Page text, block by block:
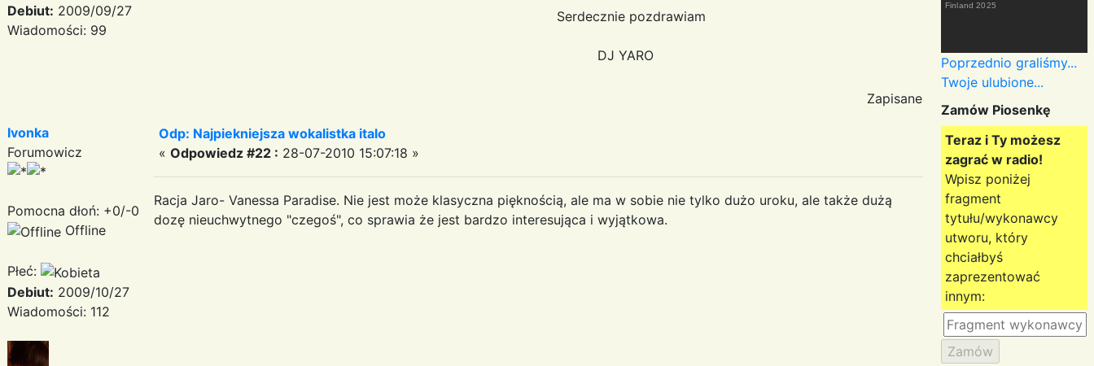
Debiut: 2009/09/27
Wiadomości: 99
Serdecznie pozdrawiam
DJ YARO
Zapisane
Ivonka
Forumowicz
Pomocna dłoń: +0/-0
Offline
Płeć:
Debiut: 2009/10/27
Wiadomości: 112
Odp: Najpiekniejsza wokalistka italo
« Odpowiedz #22 : 28-07-2010 15:07:18 »
Racja Jaro- Vanessa Paradise. Nie jest może klasyczna pięknością, ale ma w sobie nie tylko dużo uroku, ale także dużą
dozę nieuchwytnego "czegoś", co sprawia że jest bardzo interesująca i wyjątkowa.
Finland 2025
Poprzednio graliśmy...
Twoje ulubione...
Zamów Piosenkę
Teraz i Ty możesz
zagrać w radio!
Wpisz poniżej
fragment
tytułu/wykonawcy
utworu, który
chciałbyś
zaprezentować
innym: